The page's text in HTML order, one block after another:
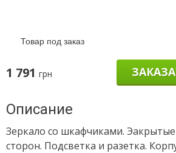
Товар под заказ
1 791 грн
Описание
Зеркало со шкафчиками.
сторон. Подсветка и разетка.